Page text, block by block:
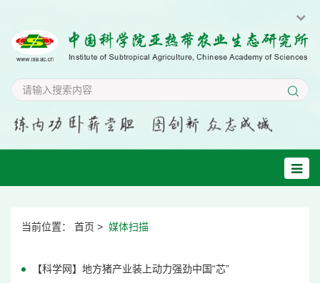
当前位置： 首页 > 媒体扫描
【科学网】地方猪产业装上动力强劲中国“芯”